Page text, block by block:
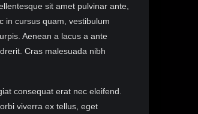
sit amet pulvinar ante,
in cursus quam, vestibulum
Aenean a lacus a ante
Cras malesuada nibh
consequat erat nec eleifend.
viverra ex tellus, eget